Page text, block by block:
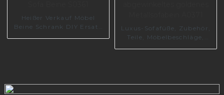
Heißer Verkauf Möbel
Beine Schrank DIY Ersatz
Luxus-Sofafüße, Zubehör,
Teile, Möbelbeschläge,